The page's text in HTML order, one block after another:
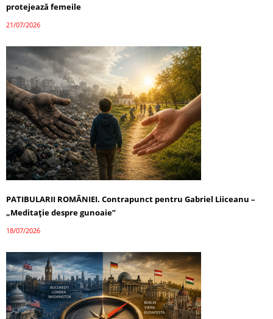
protejează femeile
21/07/2026
PATIBULARII ROMÂNIEI. Contrapunct pentru Gabriel Liiceanu –
„Meditație despre gunoaie”
18/07/2026